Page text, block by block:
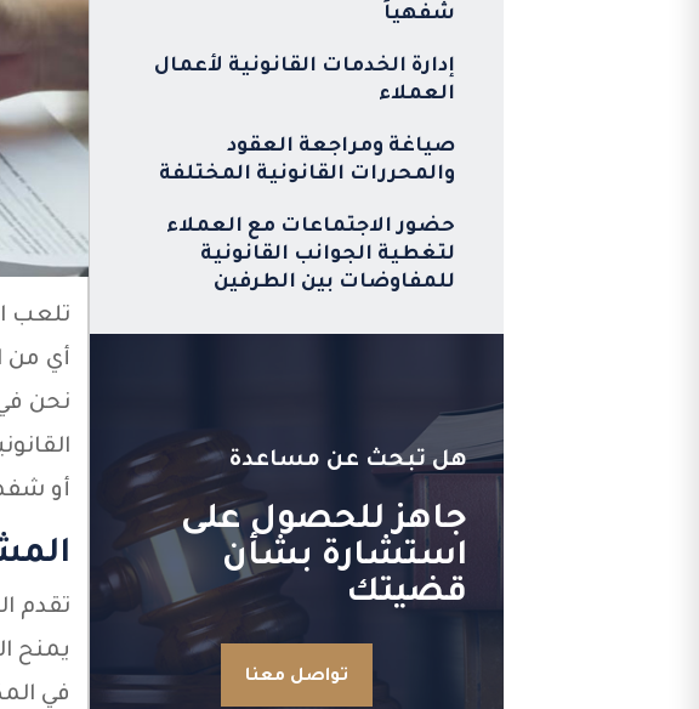
تلعب
أي من
نحن
أو
تقدم
يمنح
في
شفهياً
إدارة الخدمات القانونية لأعمال
العملاء
صياغة ومراجعة العقود
والمحررات القانونية المختلفة
حضور الاجتماعات مع العملاء
لتغطية الجوانب القانونية
للمفاوضات بين الطرفين
هل تبحث عن مساعدة
جاهز للحصول على
استشارة بشأن
قضيتك
تواصل معنا